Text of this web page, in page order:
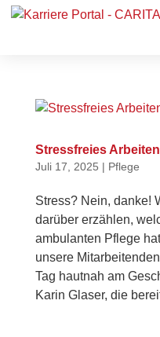
Stressfreies Arbeiten
Juli 17, 2025 | Pflege
Stress? Nein, danke!
darüber erzählen,
ambulanten Pflege
unsere
Tag hautnah am
Karin Glaser, die